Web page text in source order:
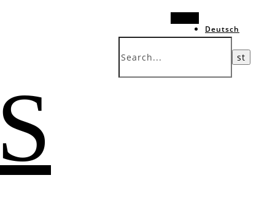
Deutsch
中文 (台灣)